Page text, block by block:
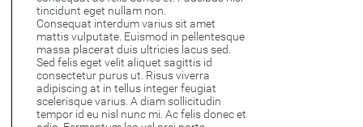
tincidunt eget nullam non.
Consequat interdum varius sit amet
mattis vulputate. Euismod in pellentesque
massa placerat duis ultricies lacus sed.
Sed felis eget velit aliquet sagittis id
consectetur purus ut. Risus viverra
adipiscing at in tellus integer feugiat
scelerisque varius. A diam sollicitudin
tempor id eu nisl nunc mi. Ac felis donec et